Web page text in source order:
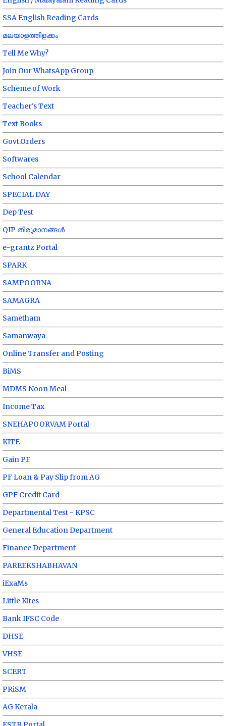
SSA English Reading Cards
മലയാളത്തിളക്കം
Tell Me Why?
Join Our WhatsApp Group
Scheme of Work
Teacher's Text
Text Books
Govt.Orders
Softwares
School Calendar
SPECIAL DAY
Dep Test
QIP തീരുമാനങ്ങൾ
e-grantz Portal
SPARK
SAMPOORNA
SAMAGRA
Sametham
Samanwaya
Online Transfer and Posting
BiMS
MDMS Noon Meal
Income Tax
SNEHAPOORVAM Portal
KITE
Gain PF
PF Loan & Pay Slip from AG
GPF Credit Card
Departmental Test - KPSC
General Education Department
Finance Department
PAREEKSHABHAVAN
iExaMs
Little Kites
Bank IFSC Code
DHSE
VHSE
SCERT
PRiSM
AG Kerala